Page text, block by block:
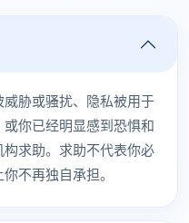
胁或骚扰、隐私被用于
你已经明显感到恐惧和
求助。求助不代表你必
不再独自承担。